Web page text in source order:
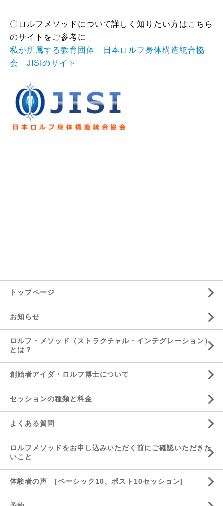
〇ロルフメソッドについて詳しく知りたい方はこちら
のサイトをご参考に
私が所属する教育団体 日本ロルフ身体構造統合協
会 JISIのサイト
トップページ
お知らせ
ロルフ・メソッド（ストラクチャル・インテグレーション）
とは？
創始者アイダ・ロルフ博士について
セッションの種類と料金
よくある質問
ロルフメソッドをお申し込みいただく前にご確認いただきた
いこと
体験者の声 [ベーシック10、ポスト10セッション]